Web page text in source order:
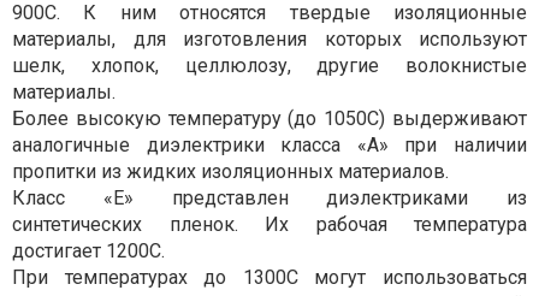
900С. К ним относятся твердые изоляционные
материалы, для изготовления которых используют
шелк, хлопок, целлюлозу, другие волокнистые
материалы.
Более высокую температуру (до 1050С) выдерживают
аналогичные диэлектрики класса «А» при наличии
пропитки из жидких изоляционных материалов.
Класс «Е» представлен диэлектриками из
синтетических пленок. Их рабочая температура
достигает 1200С.
При температурах до 1300С могут использоваться